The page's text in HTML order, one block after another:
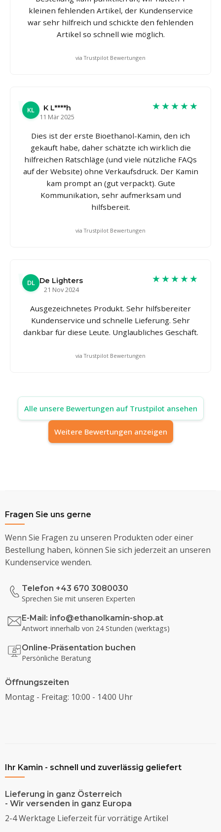
kleinen fehlenden Artikel, der Kundenservice
war sehr hilfreich und schickte den fehlenden
Artikel so schnell wie möglich.
via Trustpilot Bewertungen
KL
K L****h
11 Mär 2025
★★★★★
Dies ist der erste Bioethanol-Kamin, den ich
gekauft habe, daher schätzte ich wirklich die
hilfreichen Ratschläge (und viele nützliche FAQs
auf der Website) ohne Verkaufsdruck. Der Kamin
kam prompt an (gut verpackt). Gute
Kommunikation, sehr aufmerksam und
hilfsbereit.
via Trustpilot Bewertungen
DL De Lighters
21 Nov 2024
★★★★★
Ausgezeichnetes Produkt. Sehr hilfsbereiter
Kundenservice und schnelle Lieferung. Sehr
dankbar für diese Leute. Unglaubliches Geschäft.
via Trustpilot Bewertungen
Alle unsere Bewertungen auf Trustpilot ansehen
Weitere Bewertungen anzeigen
Fragen Sie uns gerne
Wenn Sie Fragen zu unseren Produkten oder einer
Bestellung haben, können Sie sich jederzeit an unseren
Kundenservice wenden.
Telefon +43 670 3080030
Sprechen Sie mit unseren Experten
E-Mail: info@ethanolkamin-shop.at
Antwort innerhalb von 24 Stunden (werktags)
Online-Präsentation buchen
Persönliche Beratung
Öffnungszeiten
Montag - Freitag: 10:00 - 14:00 Uhr
Ihr Kamin - schnell und zuverlässig geliefert
Lieferung in ganz Österreich
- Wir versenden in ganz Europa
2-4 Werktage Lieferzeit für vorrätige Artikel